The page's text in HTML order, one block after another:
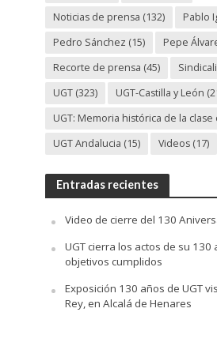
Noticias de prensa (132) Pablo
Pedro Sánchez (15) Pepe
Recorte de prensa (45)
UGT(323) UGT-Castilla y León
UGT: Memoria histórica de la
UGT Andalucia (15) Videos(17)
Entradas recientes
Video de cierre del 130
UGT cierra los actos de su 130
objetivos cumplidos
Exposición 130 años de UGT
Rey, en Alcalá de Henares